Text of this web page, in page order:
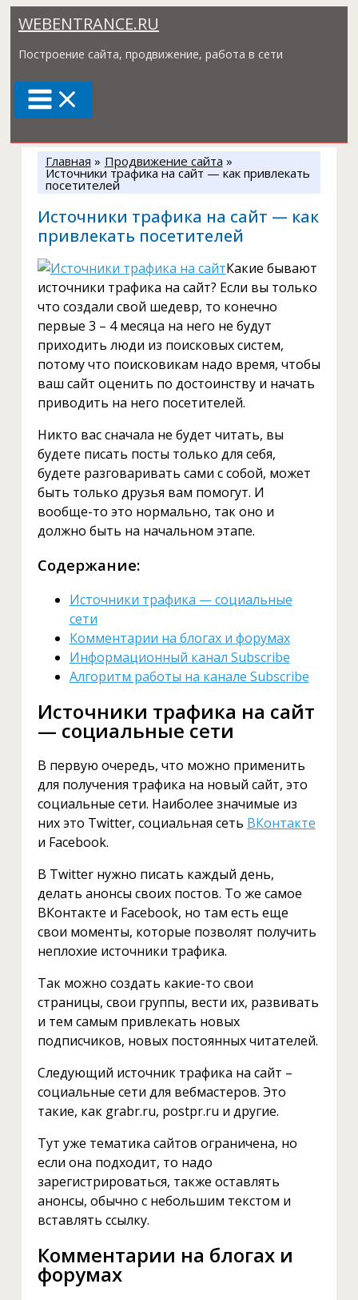
Перейти
содержимому
WEBENTRANCE.RU
Построение сайта, продвижение, работа в сети
Главная Продвижение сайта
Источники трафика на сайт — как привлекать
посетителей
Источники трафика на сайт — как
привлекать посетителей
Какие бывают
источники трафика на сайт? Если вы только
что создали свой шедевр, то конечно
первые 3 – 4 месяца на него не будут
приходить люди из поисковых систем,
потому что поисковикам надо время, чтобы
ваш сайт оценить по достоинству и начать
приводить на него посетителей.
Никто вас сначала не будет читать, вы
будете писать посты только для себя,
будете разговаривать сами с собой, может
быть только друзья вам помогут. И
вообще-то это нормально, так оно и
должно быть на начальном этапе.
Содержание:
Источники трафика — социальные
сети
Комментарии на блогах и форумах
Информационный канал Subscribe
Алгоритм работы на канале Subscribe
Источники трафика на сайт
— социальные сети
В первую очередь, что можно применить
для получения трафика на новый сайт, это
социальные сети. Наиболее значимые из
них это Twitter, социальная сеть ВКонтакте
и Facebook.
В Twitter нужно писать каждый день,
делать анонсы своих постов. То же самое
ВКонтакте и Facebook, но там есть еще
свои моменты, которые позволят получить
неплохие источники трафика.
Так можно создать какие-то свои
страницы, свои группы, вести их, развивать
и тем самым привлекать новых
подписчиков, новых постоянных читателей.
Следующий источник трафика на сайт –
социальные сети для вебмастеров. Это
такие, как grabr.ru, postpr.ru и другие.
Тут уже тематика сайтов ограничена, но
если она подходит, то надо
зарегистрироваться, также оставлять
анонсы, обычно с небольшим текстом и
вставлять ссылку.
Комментарии на блогах и
форумах